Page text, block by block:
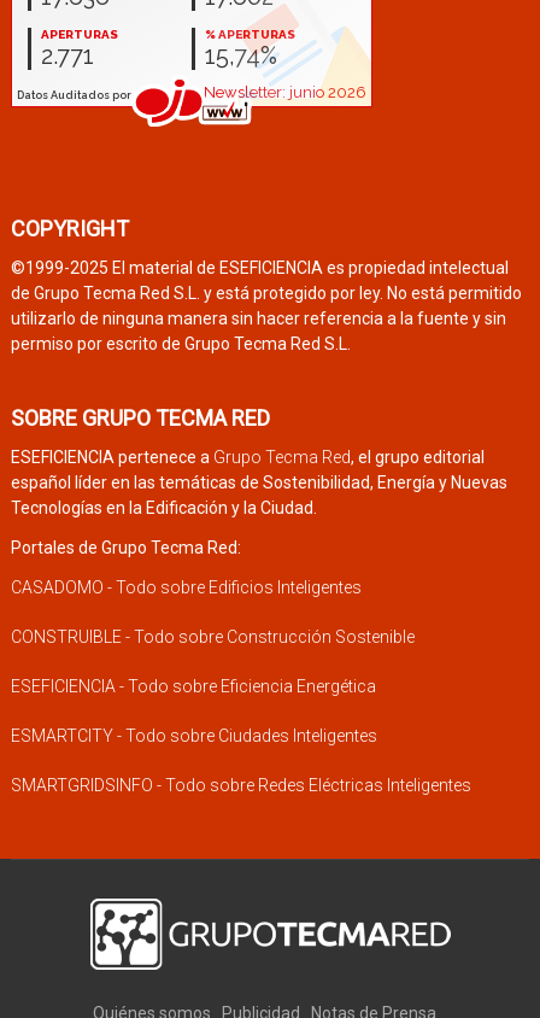
COPYRIGHT
©1999-2025 El material de ESEFICIENCIA es propiedad intelectual
de Grupo Tecma Red S.L. y está protegido por ley. No está permitido
utilizarlo de ninguna manera sin hacer referencia a la fuente y sin
permiso por escrito de Grupo Tecma Red S.L.
SOBRE GRUPO TECMA RED
ESEFICIENCIA pertenece a Grupo Tecma Red, el grupo editorial
español líder en las temáticas de Sostenibilidad, Energía y Nuevas
Tecnologías en la Edificación y la Ciudad.
Portales de Grupo Tecma Red:
CASADOMO - Todo sobre Edificios Inteligentes
CONSTRUIBLE - Todo sobre Construcción Sostenible
ESEFICIENCIA - Todo sobre Eficiencia Energética
ESMARTCITY - Todo sobre Ciudades Inteligentes
SMARTGRIDSINFO - Todo sobre Redes Eléctricas Inteligentes
Quiénes somos Publicidad Notas de Prensa